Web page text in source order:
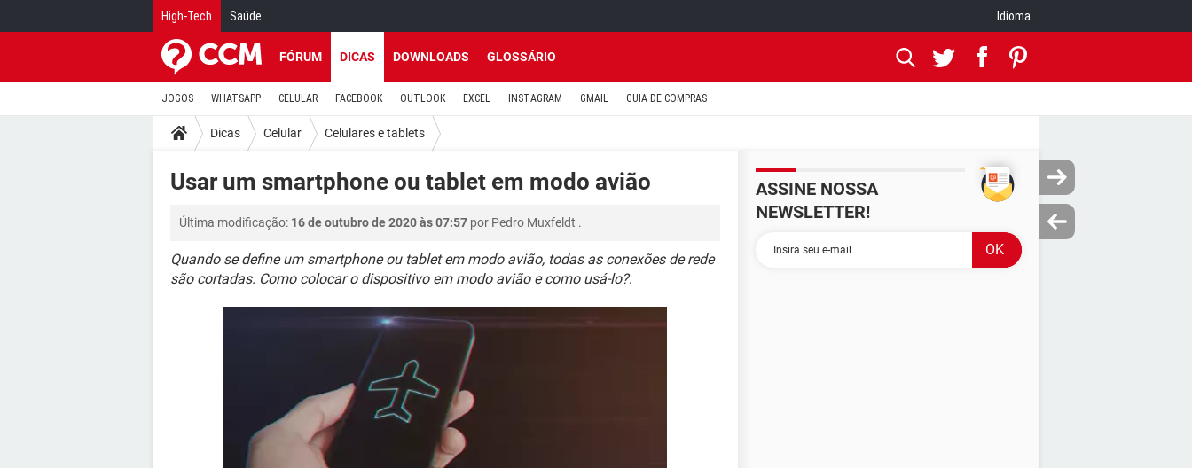
High-Tech Saúde Idioma
FÓRUM DICAS DOWNLOADS GLOSSÁRIO
JOGOS WHATSAPP CELULAR FACEBOOK OUTLOOK EXCEL INSTAGRAM GMAIL GUIA DE COMPRAS
Dicas Celular Celulares e tablets
Usar um smartphone ou tablet em modo avião
Última modificação: 16 de outubro de 2020 às 07:57 por Pedro Muxfeldt .
Quando se define um smartphone ou tablet em modo avião, todas as conexões de rede
são cortadas. Como colocar o dispositivo em modo avião e como usá-lo?.
ASSINE NOSSA
NEWSLETTER!